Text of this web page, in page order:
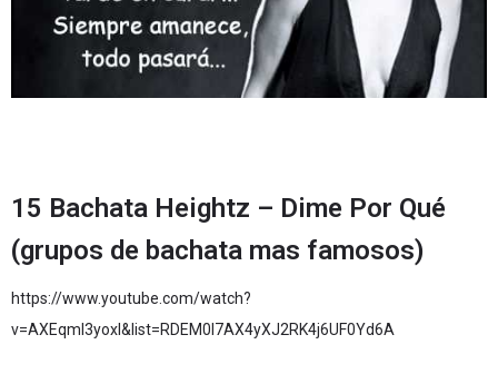
15 Bachata Heightz – Dime Por Qué
(grupos de bachata mas famosos)
https://www.youtube.com/watch?
v=AXEqmI3yoxI&list=RDEM0I7AX4yXJ2RK4j6UF0Yd6A